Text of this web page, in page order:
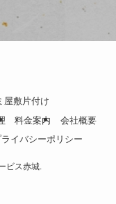
屋敷片付け
料金案内
会社概要
ライバシーポリシー
ビス赤城.